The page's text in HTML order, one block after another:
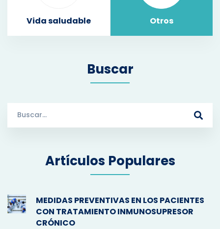
Vida saludable Otros
Buscar
o
r
Artículos Populares
MEDIDAS PREVENTIVAS EN LOS PACIENTES
CON TRATAMIENTO INMUNOSUPRESOR
CRÓNICO